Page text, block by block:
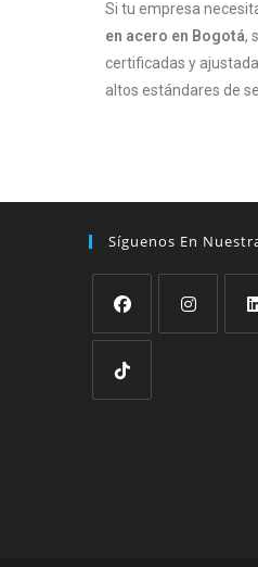
Si tu empresa
en acero en Bogotá,
certificadas y
altos estándares de
Síguenos En